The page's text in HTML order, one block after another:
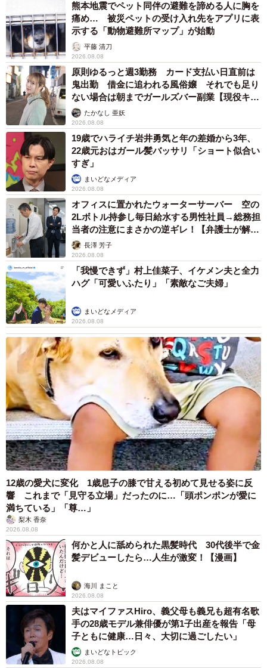
熊本地震でペット同伴の避難を諦める人に胸を
痛め… 被災ペットの受け入れ先をアプリに表
示する「動物避難所マップ」が始動
平藤 清刀
2026.08.08
原則ゆるっと週3勤務 カード支払い日直前は
鬼出勤 借金に追われる風俗嬢 それでも足り
ない場合は朝までガールズバー副業【現役キャ
ストに取材】
たかなし 亜妖
2026.08.08
19歳でハライチ岩井勇気と年の差婚から3年、
22歳元おはガール髪バッサリ「ショート似合い
すぎ」
まいどなメディア
2026.08.08
オフィスに置かれたウォーターサーバー 空の
2Lボトル持参し毎日給水する男性社員→総務担
当者の注意にまさかの逆ギレ！【弁護士が解
説】長澤 芳子
2026.08.08
「我慢できず」村上佳菜子、イケメン夫と全力
ハグ「可愛いふたり」「素敵なご夫婦」
まいどなメディア
2026.08.08
12歳の愛犬に変化 1歳息子の膝で甘える初めて見せる姿に反
響 これまで「見守る立場」だったのに…「頭ポンポンが愛に
満ちている」「尊…」
梨木 香奈
2026.08.08
何かと人に舐められた黒髪時代 30代後半で金
髪デビューしたら…人生が激変！【漫画】
海川 まこと
2026.08.08
夫はマイファスHiro、義父母も義兄も超有名歌
手の28歳モデル兼俳優が第1子出産を報告「母
子ともに健康…日々、大切に過ごしたい」
まいどなトピック
2026.08.08